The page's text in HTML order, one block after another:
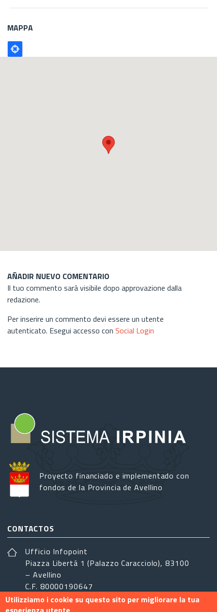
MAPPA
Poligono
GEO
AÑADIR NUEVO COMENTARIO
Il tuo commento sarà visibile dopo approvazione dalla
redazione.
Per inserire un commento devi essere un utente
autenticato. Esegui accesso con Social Login
Proyecto financiado e implementado con
fondos de la Provincia de Avellino
CONTACTOS
Ufficio Infopoint
Piazza Libertá 1 (Palazzo Caracciolo), 83100
– Avellino
C.F. 80000190647
sistemairpinia@provincia.avellino.it
Utilizziamo i cookie su questo sito per migliorare la tua